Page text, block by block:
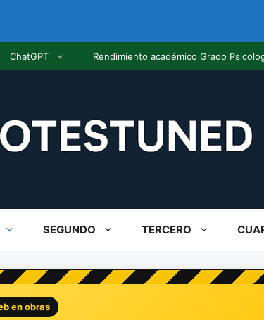
ChatGPT Rendimiento académico Grado
SEGUNDO TERCERO
en obras